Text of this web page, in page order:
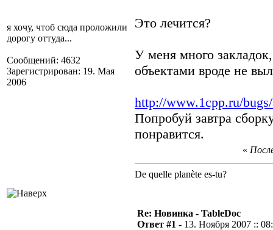
я хочу, чтоб сюда проложили
дорогу оттуда...
Сообщений: 4632
Зарегистрирован: 19. Мая
2006
Это лечится?
У меня много
объектами вроде не
http://www.1cpp.ru/
Попробуй завтра
понравится.
«
De quelle planète es-tu?
Re: Новинка - TableDoc
Ответ #1 - 13. Ноября 2007 ::